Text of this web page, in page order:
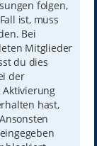
folgen,
ist, muss
Bei
Mitglieder
du dies
der
hast,